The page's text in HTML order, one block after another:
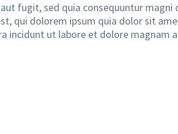
fugit, sed quia consequuntur magni
qui dolorem ipsum quia dolor sit
incidunt ut labore et dolore magnam